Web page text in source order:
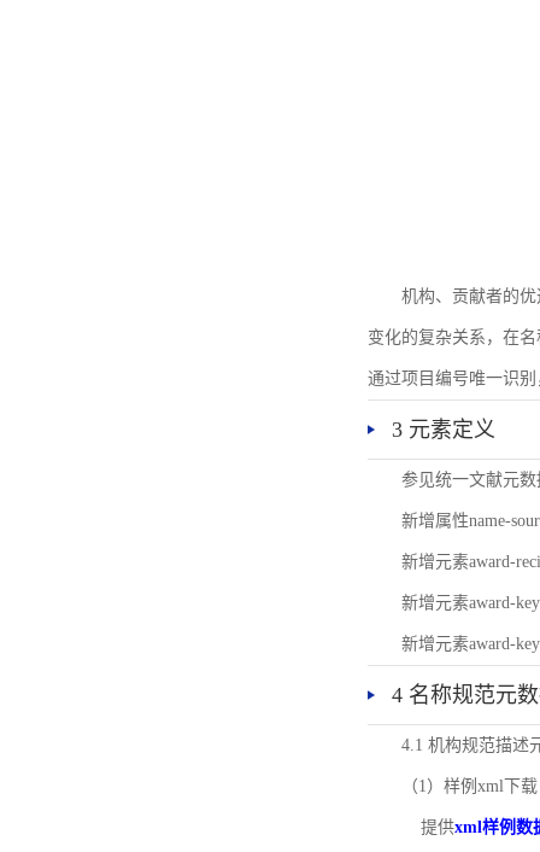
机构、贡献者的
变化的复杂关系，在
通过项目编号唯一识
3 元素定义
参见统一文献元
新增属性name-
新增元素award-
新增元素award-
新增元素award-
4 名称规范元
4.1 机构规范描述
（1）样例xml下载
提供xml样例数